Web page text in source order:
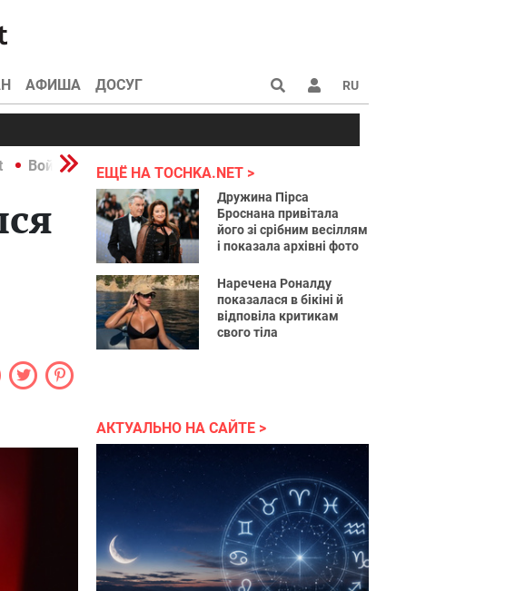
АФИША ДОСУГ RU
Война в Украине 2022
ЕЩЁ НА TOCHKA.NET
Дружина Пірса
Броснана привітала
його зі срібним весіллям
і показала архівні фото
Наречена Роналду
показалася в бікіні й
відповіла критикам
свого тіла
АКТУАЛЬНО НА САЙТЕ